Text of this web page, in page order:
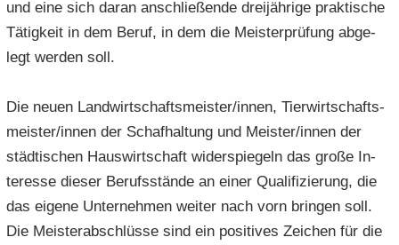
und eine sich daran an­schlie­ßen­de drei­jäh­ri­ge prak­ti­sche
Tä­tig­keit in dem Beruf, in dem die Meis­ter­prü­fung ab­ge­
legt wer­den soll.
Die neuen Land­wirt­schafts­meis­ter/innen, Tier­wirt­schafts­
meis­ter/innen der Schaf­hal­tung und Meis­ter/innen der
städ­ti­schen Haus­wirt­schaft wi­der­spie­geln das große In­
ter­es­se die­ser Be­rufs­stän­de an einer Qua­li­fi­zie­rung, die
das ei­ge­ne Un­ter­neh­men wei­ter nach vorn brin­gen soll.
Die Meis­ter­ab­schlüs­se sind ein po­si­ti­ves Zei­chen für die